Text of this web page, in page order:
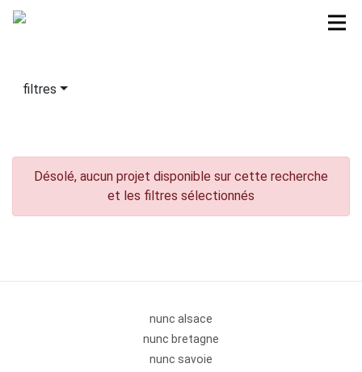
filtres
Désolé, aucun projet disponible sur cette recherche
et les filtres sélectionnés
nunc alsace
nunc bretagne
nunc savoie